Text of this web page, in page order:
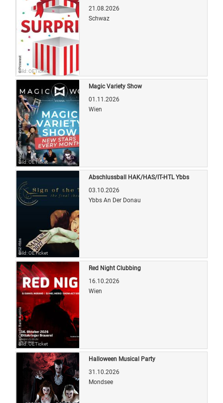
Bild: OETicket
21.08.2026
Schwaz
Bild: OETicket
Magic Variety Show
01.11.2026
Wien
Bild: OETicket
Abschlussball HAK/HAS/IT-HTL Ybbs
03.10.2026
Ybbs An Der Donau
Bild: OETicket
Red Night Clubbing
16.10.2026
Wien
Halloween Musical Party
31.10.2026
Mondsee